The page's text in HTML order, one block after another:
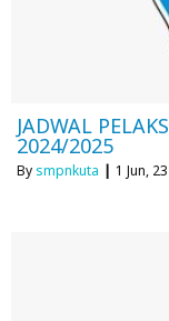
JADWAL
2024/2025
By smpnkuta | 1 Jun, 23